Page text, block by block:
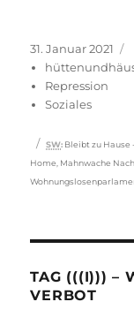
Veröffentlicht
am
31. Januar 2021
Repression
Soziales
Schlagwörter
SW: Bleibt zu Hause
Home Mahnwache
TAG (((I))) –
VERBOT